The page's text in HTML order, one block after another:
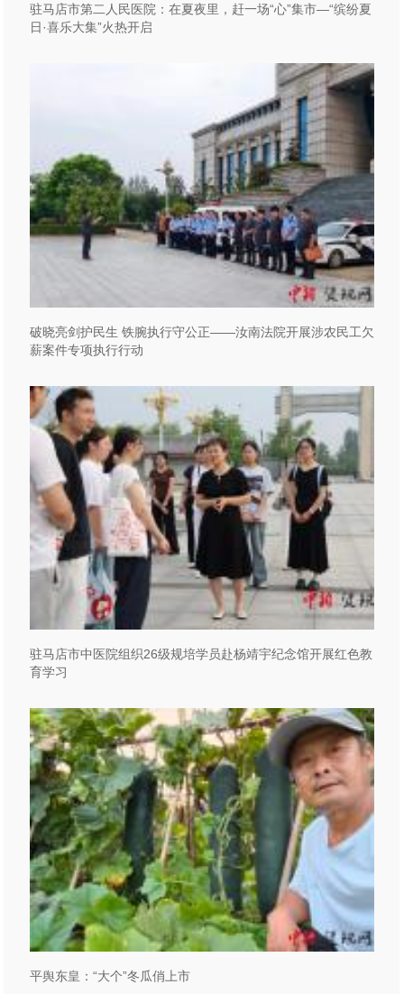
驻马店市第二人民医院：在夏夜里，赶一场“心”集市—“缤纷夏
日·喜乐大集”火热开启
破晓亮剑护民生 铁腕执行守公正——汝南法院开展涉农民工欠
薪案件专项执行行动
驻马店市中医院组织26级规培学员赴杨靖宇纪念馆开展红色教
育学习
平舆东皇：“大个”冬瓜俏上市